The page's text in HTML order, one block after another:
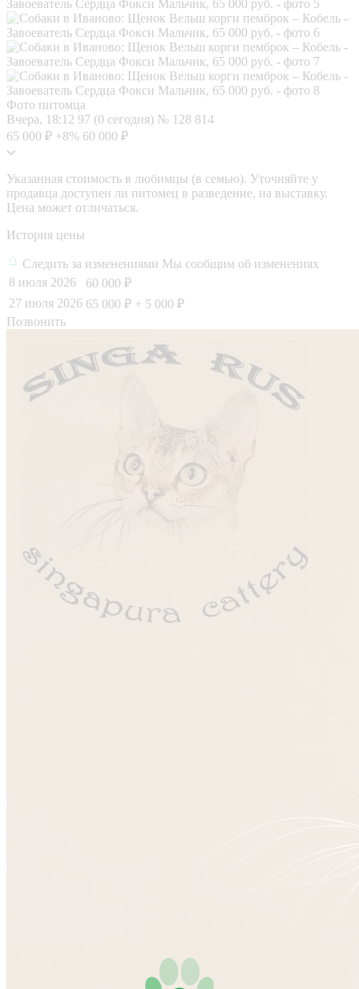
Фото питомца
Вчера, 18:12 97 (0 сегодня) № 128 814
65 000 ₽ +8% 60 000 ₽
Указанная стоимость в любимцы (в семью). Уточняйте у
продавца доступен ли питомец в разведение, на выставку.
Цена может отличаться.
История цены
Следить за изменениями Мы сообщим об изменениях
8 июля 2026
60 000 ₽
27 июля 2026 65 000 ₽ + 5 000 ₽
Позвонить